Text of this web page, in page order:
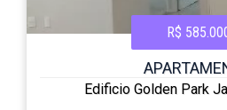
R$
Edificio Golden Park